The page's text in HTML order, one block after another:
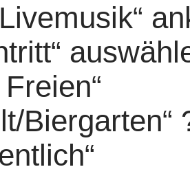
Biergarten“